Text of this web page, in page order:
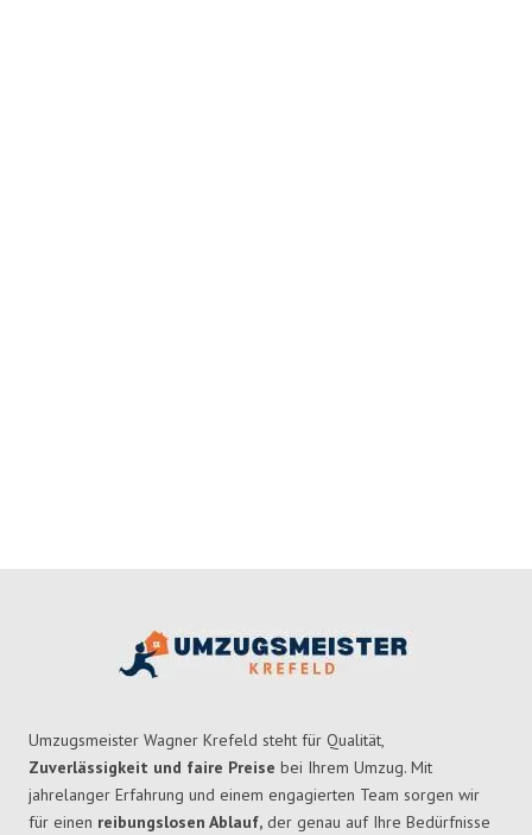
Umzugsmeister Wagner Krefeld steht für Qualität,
Zuverlässigkeit und faire Preise bei Ihrem Umzug. Mit
jahrelanger Erfahrung und einem engagierten Team sorgen wir
für einen reibungslosen Ablauf, der genau auf Ihre Bedürfnisse